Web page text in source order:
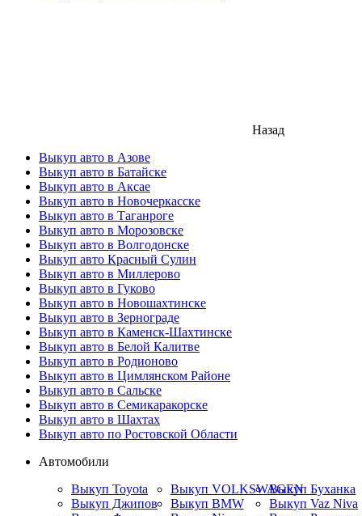
Назад
Выкуп авто в Азове
Выкуп авто в Батайске
Выкуп авто в Аксае
Выкуп авто в Новочеркасске
Выкуп авто в Таганроге
Выкуп авто в Морозовске
Выкуп авто в Волгодонске
Выкуп авто Красный Сулин
Выкуп авто в Миллерово
Выкуп авто в Гуково
Выкуп авто в Новошахтинске
Выкуп авто в Зернограде
Выкуп авто в Каменск-Шахтинске
Выкуп авто в Белой Калитве
Выкуп авто в Родионово
Выкуп авто в Цимлянском Районе
Выкуп авто в Сальске
Выкуп авто в Семикаракорске
Выкуп авто в Шахтах
Выкуп авто по Ростовской Области
Автомобили
Выкуп Toyota
Выкуп Джипов
Выкуп VOLKSWAGEN
Выкуп BMW
Выкуп Буханка
Выкуп Vaz Niva